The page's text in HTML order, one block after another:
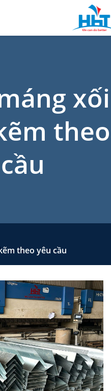
xối
theo
theo yêu cầu